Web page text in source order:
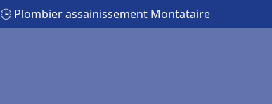
🕒 Plombier assainissement Montataire